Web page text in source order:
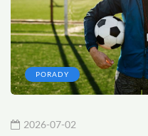
PORADY
2026-07-02